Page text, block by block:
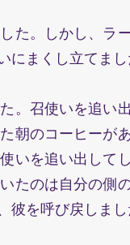
た。しかし、ラ
まくし立てまし
。召使いを追い
朝のコーヒーが
いを追い出して
たのは自分の側
い、彼を呼び戻